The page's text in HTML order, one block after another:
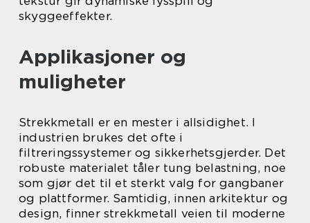
skyggeeffekter.
Applikasjoner og
muligheter
Strekkmetall er en mester i allsidighet. I
industrien brukes det ofte i
filtreringssystemer og sikkerhetsgjerder. Det
robuste materialet tåler tung belastning, noe
som gjør det til et sterkt valg for gangbaner
og plattformer. Samtidig, innen arkitektur og
design, finner strekkmetall veien til moderne